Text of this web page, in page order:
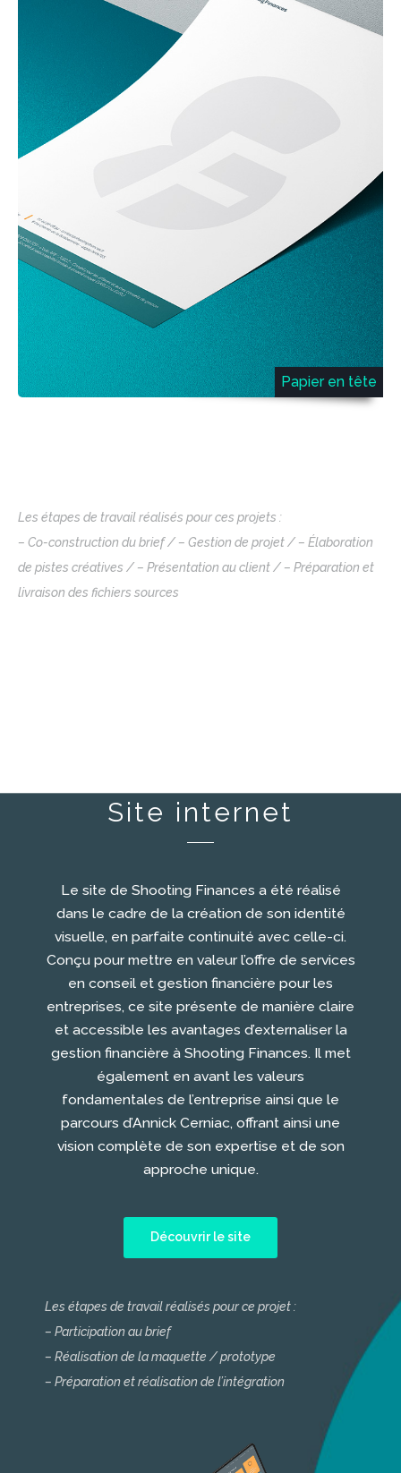
Papier en tête
Les étapes de travail réalisés pour ces projets :
– Co-construction du brief / – Gestion de projet / – Élaboration
de pistes créatives / – Présentation au client / – Préparation et
livraison des fichiers sources
Site internet
Le site de Shooting Finances a été réalisé
dans le cadre de la création de son identité
visuelle, en parfaite continuité avec celle-ci.
Conçu pour mettre en valeur l’offre de services
en conseil et gestion financière pour les
entreprises, ce site présente de manière claire
et accessible les avantages d’externaliser la
gestion financière à Shooting Finances. Il met
également en avant les valeurs
fondamentales de l’entreprise ainsi que le
parcours d’Annick Cerniac, offrant ainsi une
vision complète de son expertise et de son
approche unique.
Découvrir le site
Les étapes de travail réalisés pour ce projet :
– Participation au brief
– Réalisation de la maquette / prototype
– Préparation et réalisation de l’intégration